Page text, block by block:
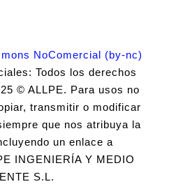
NoComercial (by-nc)
Todos los derechos
© ALLPE. Para usos no
transmitir o modificar
que nos atribuya la
un enlace a
INGENIERÍA Y MEDIO
S.L.